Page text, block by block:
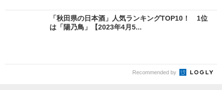
「秋田県の日本酒」人気ランキングTOP10！ 1位
は「陽乃鳥」【2023年4月5...
Recommended by